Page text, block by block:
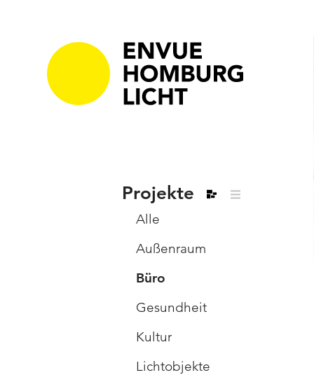
Projekte
Alle
Außenraum
Büro
Gesundheit
Kultur
Lichtobjekte